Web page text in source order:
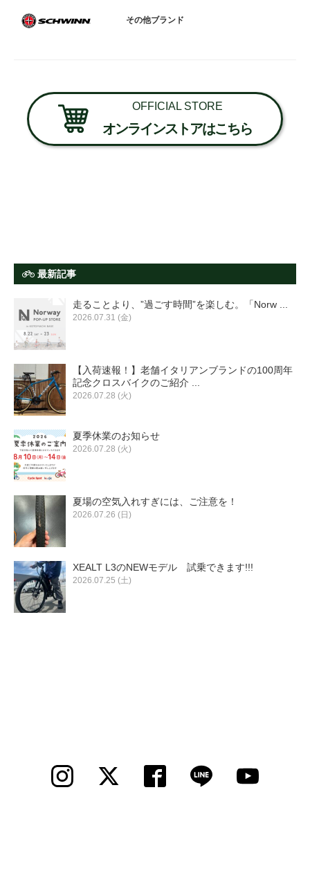
その他ブランド
OFFICIAL STORE
オンラインストアはこちら
最新記事
走ることより、”過ごす時間”を楽しむ。「Norw ...
2026.07.31 (金)
【入荷速報！】老舗イタリアンブランドの100周年
記念クロスバイクのご紹介 ...
2026.07.28 (火)
夏季休業のお知らせ
2026.07.28 (火)
夏場の空気入れすぎには、ご注意を！
2026.07.26 (日)
XEALT L3のNEWモデル 試乗できます!!!
2026.07.25 (土)